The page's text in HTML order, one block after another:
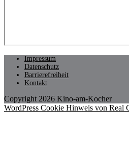
Impressum
Datenschutz
Barrierefreiheit
Kontakt
Copyright 2026 Kino-am-Kocher
WordPress Cookie Hinweis von Real